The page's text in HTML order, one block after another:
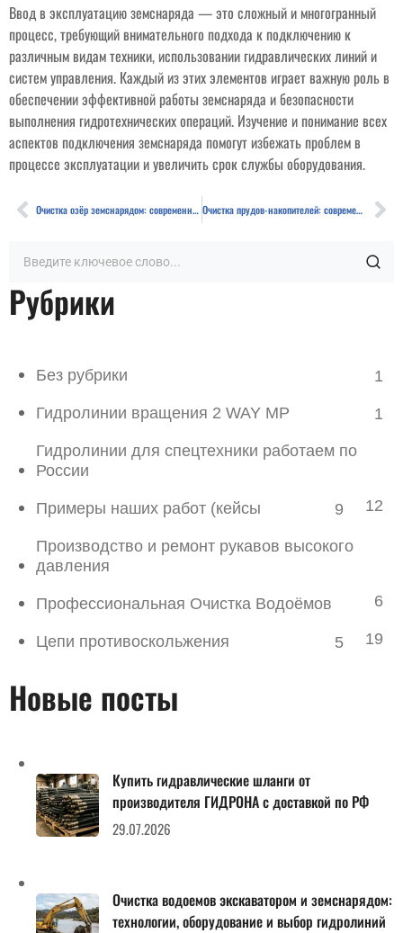
Ввод в эксплуатацию земснаряда — это сложный и многогранный
процесс, требующий внимательного подхода к подключению к
различным видам техники, использовании гидравлических линий и
систем управления. Каждый из этих элементов играет важную роль в
обеспечении эффективной работы земснаряда и безопасности
выполнения гидротехнических операций. Изучение и понимание всех
аспектов подключения земснаряда помогут избежать проблем в
процессе эксплуатации и увеличить срок службы оборудования.
Очистка озёр земснарядом: современные технологические решения и экологические эффекты Очистка прудов-накопителей: современные методы и научные подходы
Рубрики
Без рубрики 1
Гидролинии вращения 2 WAY MP 1
Гидролинии для спецтехники работаем по
России
12
Примеры наших работ (кейсы 9
Производство и ремонт рукавов высокого
давления
6
Профессиональная Очистка Водоёмов
19
Цепи противоскольжения 5
Новые посты
Купить гидравлические шланги от
производителя ГИДРОНА с доставкой по РФ
29.07.2026
Очистка водоемов экскаватором и земснарядом:
технологии, оборудование и выбор гидролиний